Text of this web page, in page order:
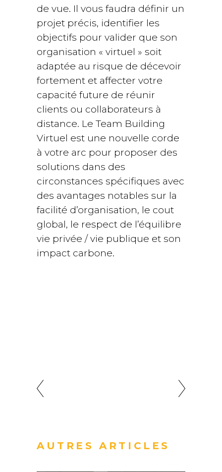
de vue. Il vous faudra définir un
projet précis, identifier les
objectifs pour valider que son
organisation « virtuel » soit
adaptée au risque de décevoir
fortement et affecter votre
capacité future de réunir
clients ou collaborateurs à
distance. Le Team Building
Virtuel est une nouvelle corde
à votre arc pour proposer des
solutions dans des
circonstances spécifiques avec
des avantages notables sur la
facilité d’organisation, le cout
global, le respect de l’équilibre
vie privée / vie publique et son
impact carbone.
AUTRES ARTICLES